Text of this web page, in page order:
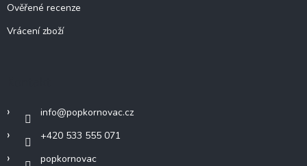
Ověřené recenze
Vrácení zboží
info@popkornovac.cz
+420 533 555 071
popkornovac